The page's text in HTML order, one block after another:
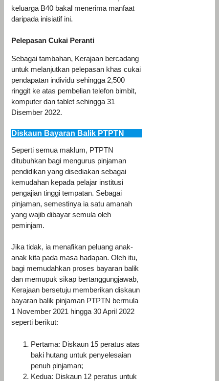
keluarga B40 bakal menerima manfaat
daripada inisiatif ini.
Pelepasan Cukai Peranti
Sebagai tambahan, Kerajaan bercadang
untuk melanjutkan pelepasan khas cukai
pendapatan individu sehingga 2,500
ringgit ke atas pembelian telefon bimbit,
komputer dan tablet sehingga 31
Disember 2022.
Diskaun Bayaran Balik PTPTN
Seperti semua maklum, PTPTN
ditubuhkan bagi mengurus pinjaman
pendidikan yang disediakan sebagai
kemudahan kepada pelajar institusi
pengajian tinggi tempatan. Sebagai
pinjaman, semestinya ia satu amanah
yang wajib dibayar semula oleh
peminjam.
Jika tidak, ia menafikan peluang anak-
anak kita pada masa hadapan. Oleh itu,
bagi memudahkan proses bayaran balik
dan memupuk sikap bertanggungjawab,
Kerajaan bersetuju memberikan diskaun
bayaran balik pinjaman PTPTN bermula
1 November 2021 hingga 30 April 2022
seperti berikut:
Pertama: Diskaun 15 peratus atas
baki hutang untuk penyelesaian
penuh pinjaman;
Kedua: Diskaun 12 peratus untuk